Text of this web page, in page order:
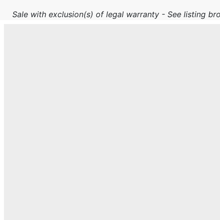
Sale with exclusion(s) of legal warranty - See listing